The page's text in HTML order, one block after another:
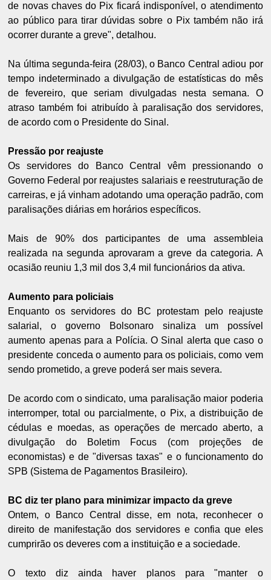
de novas chaves do Pix ficará indisponível, o atendimento
ao público para tirar dúvidas sobre o Pix também não irá
ocorrer durante a greve", detalhou.
Na última segunda-feira (28/03), o Banco Central adiou por
tempo indeterminado a divulgação de estatísticas do mês
de fevereiro, que seriam divulgadas nesta semana. O
atraso também foi atribuído à paralisação dos servidores,
de acordo com o Presidente do Sinal.
Pressão por reajuste
Os servidores do Banco Central vêm pressionando o
Governo Federal por reajustes salariais e reestruturação de
carreiras, e já vinham adotando uma operação padrão, com
paralisações diárias em horários específicos.
Mais de 90% dos participantes de uma assembleia
realizada na segunda aprovaram a greve da categoria. A
ocasião reuniu 1,3 mil dos 3,4 mil funcionários da ativa.
Aumento para policiais
Enquanto os servidores do BC protestam pelo reajuste
salarial, o governo Bolsonaro sinaliza um possível
aumento apenas para a Polícia. O Sinal alerta que caso o
presidente conceda o aumento para os policiais, como vem
sendo prometido, a greve poderá ser mais severa.
De acordo com o sindicato, uma paralisação maior poderia
interromper, total ou parcialmente, o Pix, a distribuição de
cédulas e moedas, as operações de mercado aberto, a
divulgação do Boletim Focus (com projeções de
economistas) e de "diversas taxas" e o funcionamento do
SPB (Sistema de Pagamentos Brasileiro).
BC diz ter plano para minimizar impacto da greve
Ontem, o Banco Central disse, em nota, reconhecer o
direito de manifestação dos servidores e confia que eles
cumprirão os deveres com a instituição e a sociedade.
O texto diz ainda haver planos para "manter o